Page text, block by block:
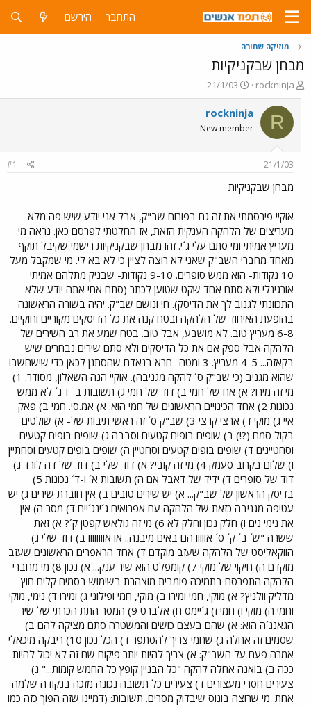
התחבר הירשם
מוזיקה שחורה
מבחן שבקניקיות
פ
ו
ת
ח
ה
ש
א
rockninja
פ
ו
ר
ם
ר
21/1/03
R
rockninja
New member
21/1/03
#1
מבחן שבקניקיות
אוקיי פירסמתי את זה גם בפורום שב"ק, אבל אני יודע שיש פה מלא
מעריצים של הלהקה הענקית הזאת, אז החלטתי לפרסם כאן. נראה מי
מעריץ אמיתי ומי סתם עלי ג´י. זהו מבחן שבקניקיות רישמי שקיבל תוקף
מאחד מחברי השב"ק שאני לא רוצה לציין כי לא בא לי. מי שמקבל מעל
10 נקודות- הוא ממש סופרים. 9-10 נקודות- שבניק מתלהם אמיתי
אורגינלי ולא סתם אחד שקט שטוען לכתר (סתם אחי אתה יודע שלא
התכוונתי לגנוב לך את הדיסק). חי ונושם שב"ק. יהיה בשורה הראשונה
בהופעת האיחוד של הלהקה ובטח קנה את כל הדיסקים מקוריים וחוקיים.
6-8 מעריץ טוב. לא מושבע, אבל טוב. בטח שמע את רב השירים של
הלהקה אבל ספק אם את כל הדיסקים ולא סתם שירים נבחרים שיש
בקאזה... 4-5 מעריץ. 3 ומטה- חרא בנאדם שהסתנן לכאן כדי שישחשבו
שהוא מגניב (כי שב"ק ס´ להקה מגניבה). אוקיי הנה השאלון, מסודר. 1)
מי זה מירו? א) אח של חמי ב) דוד של חמי ג) תשובות ב- ו-ג´ לא ממש
נכונות 2) אחד הכינויים הראשונים של חמי הוא: א) אמ.סי. חמי ב) פאק
איי ג) מוקי ד) ארצי קרצי 3) שב"ק ס´ זה ראשי תיבות של- א) שולטים
בקול סמח (?!) ב) שופים בופים קטעים וסבבה ג) שופים בופים קטעים
וסחטיינים ד) שופים בופים קטעים וסחטיין ה) שופים בופים קטעים וסחתיין
ו) שלום בקרוב סעמק 4) מי זה קובי? א) דוד שלי ב) דוד של דה לורד ג)
דוד של סופרים ד) ידיד של דאבל אם ה) תשובות א´ ו-ד´ נכונות 5)
בדיסק הראשון של שב"ק... א) יש שירים טובים ב) אין חוברת שירים ג) יש
עטיפה מגניבה כזאת של הלהקה עם אפרואים ג´ינג´יים ד) מסר ה) אין
את נימי נים ו) חלק נכון וחלק לא 6) מי זה גולאש קפטן ק´? א) זאת
ששרה "ש´ ב´ ק´ ס´ אווווו הם באים מיבנה.. או אוווווווו ב) דוד שלי ג)
הווקאליסט של הלהקה שעזב מוקדם ד) אחד הראפרים הראשונים שעזב
מוקדם ה) חיקוי של מוקי 7) קומפלט הוא שיר ענק... א) נכון 8) מי מחברי
הלהקה התפרסם בתמיכה פומבית מוצהרת בשימוש בסמים קלים חוץ
מדליק וולניץ? א) מוקי, חמי ומירו ב) מוקי, חמי ופילוני ג) ומירו ד) נימי, מוקי
וחמי ה) מוקי ו) חמי ז) ג´יימס ח) אלברט 9) המסר התת הכרתי של שיר
הגאנג´ה הוא: א) שהם בעצם כושים והמשטרה סתם מציקה להם ב)
שסמים זה אחלה ג) שחמי צריך להסתפר ד) הכל נכון 10) ריבקה מיכאלי
אמרה פעם על השב"ק: א) צריך להיות יותר פיקוח שם זה לא יכול להיות
ככה ב) בואנה אחלה להקה "כל הבניין קופץ כל החמש קומות..." ג)
צעירים חסרי מעצורים ד) צעירים כל תשובה נכונה מזכה בנקודה שלמה
אחת. מי שרוצה בונוס שיבדוק מסרים. תשובות: (דמיינו שזה הפוך כזה כמו